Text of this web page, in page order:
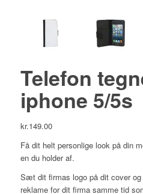
Telefon
iphone 5/5s
kr.149.00
Få dit helt personlige look på din
en du holder af.
Sæt dit firmas logo på dit cover og
reklame for dit firma samme tid